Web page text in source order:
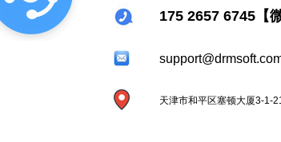
175 2657 6745【
天津市和平区塞顿大厦3-1-